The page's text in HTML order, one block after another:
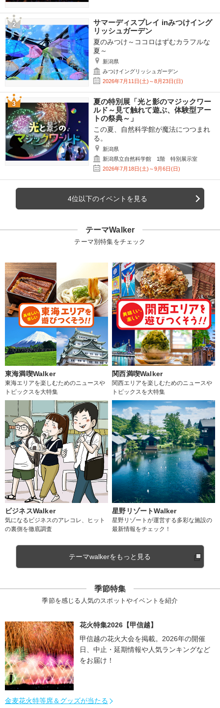
サマーディスプレイ inみつけイング
リッシュガーデン
夏のみつけ～ココロはずむカラフルな
夏～
新潟県
みつけイングリッシュガーデン
2026年7月11日(土)～8月23日(日)
夏の特別展「光と影のマジックワー
ルド～見て触れて遊ぶ、体験型アー
トの祭典～」
この夏、自然科学館が魔法につつまれ
る。
新潟県
新潟県立自然科学館 1階 特別展示室
2026年7月18日(土)～9月6日(日)
4位以下のイベントを見る
テーマWalker
テーマ別特集をチェック
東海満喫Walker
東海エリアを楽しむためのニュースや
トピックスを大特集
関西満喫Walker
関西エリアを楽しむためのニュースや
トピックスを大特集
ビジネスWalker
気になるビジネスのアレコレ、ヒット
の裏側を徹底調査
星野リゾートWalker
星野リゾートが運営する多彩な施設の
最新情報をチェック！
テーマwalkerをもっと見る
季節特集
季節を感じる人気のスポットやイベントを紹介
花火特集2026【甲信越】
甲信越の花火大会を掲載。2026年の開催
日、中止・延期情報や人気ランキングなど
をお届け！
金麦花火特等席＆グッズが当たる